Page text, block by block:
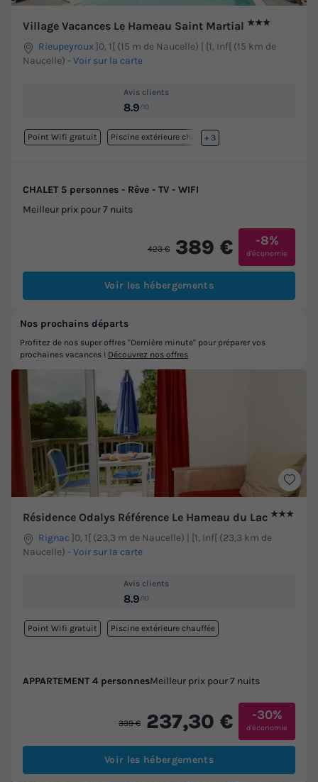
Village Vacances Le Hameau Saint Martial ★★★
Rieupeyroux]0, 1[ (15 m de Naucelle) | [1, Inf[ (15 km de
Naucelle) - Voir sur la carte
Avis clients
8.9/10
Point Wifi gratuit Piscine extérieure chauffée
+ 3
CHALET 5 personnes - Rêve - TV - WIFI
Meilleur prix pour 7 nuits
423 € 389 € -8%
d'économie
Voir les hébergements
Résidence Odalys Référence Le Hameau du Lac ★★★
Rignac]0, 1[ (23,3 m de Naucelle) | [1, Inf[ (23,3 km de
Naucelle) - Voir sur la carte
Avis clients
8.9/10
Point Wifi gratuit Piscine extérieure chauffée
APPARTEMENT 4 personnesMeilleur prix pour 7 nuits
339 € 237,30 € -30%
d'économie
Voir les hébergements
Nos prochains départs
Profitez de nos super offres "Dernière minute" pour préparer vos
prochaines vacances ! Découvrez nos offres